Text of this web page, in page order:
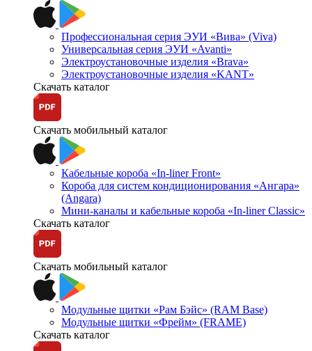
Профессиональная серия ЭУИ «Вива» (Viva)
Универсальная серия ЭУИ «Avanti»
Электроустановочные изделия «Brava»
Электроустановочные изделия «KANT»
Скачать каталог
Скачать мобильный каталог
Кабельные короба «In-liner Front»
Короба для систем кондиционирования «Ангара»
(Angara)
Мини-каналы и кабельные короба «In-liner Classic»
Скачать каталог
Скачать мобильный каталог
Модульные щитки «Рам Бэйс» (RAM Base)
Модульные щитки «Фрейм» (FRAME)
Скачать каталог